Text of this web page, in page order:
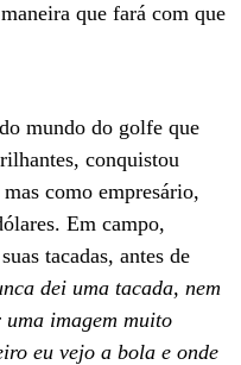
que fará com que
mundo do golfe que
conquistou
como empresário,
Em campo,
suas tacadas, antes de
dei uma tacada, nem
imagem muito
eu vejo a bola e onde